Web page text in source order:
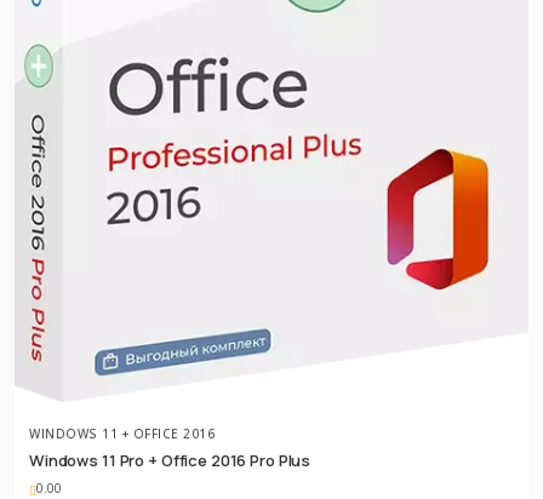
WINDOWS 11 + OFFICE 2016
Windows 11 Pro + Office 2016 Pro Plus
0.00